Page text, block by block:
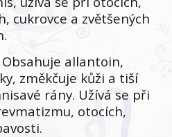
cukrovce a zvětšených
Obsahuje allantoin,
změkčuje kůži a tiší
rány. Užívá se při
otocích,